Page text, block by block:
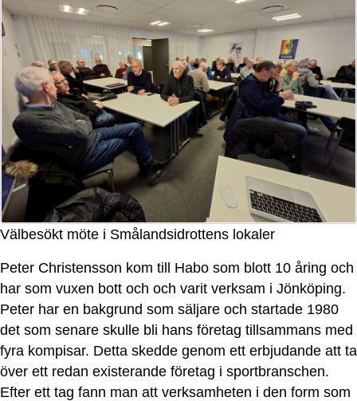
Välbesökt möte i Smålandsidrottens lokaler
Peter Christensson kom till Habo som blott 10 åring och
har som vuxen bott och och varit verksam i Jönköping.
Peter har en bakgrund som säljare och startade 1980
det som senare skulle bli hans företag tillsammans med
fyra kompisar. Detta skedde genom ett erbjudande att ta
över ett redan existerande företag i sportbranschen.
Efter ett tag fann man att verksamheten i den form som